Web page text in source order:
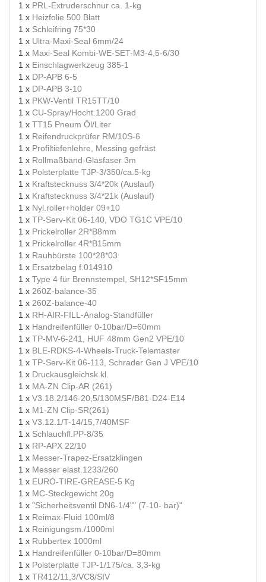
1 x PRL-Extruderschnur ca. 1-kg
1 x Heizfolie 500 Blatt
1 x Schleifring 75*30
1 x Ultra-Maxi-Seal 6mm/24
1 x Maxi-Seal Kombi-WE-SET-M3-4,5-6/30
1 x Einschlagwerkzeug 385-1
1 x DP-APB 6-5
1 x DP-APB 3-10
1 x PKW-Ventil TR15TT/10
1 x CU-Spray/Hocht.1200 Grad
1 x TT15 Pneum Öl/Liter
1 x Reifendruckprüfer RM/10S-6
1 x Profiltiefenlehre, Messing gefräst
1 x Rollmaßband-Glasfaser 3m
1 x Polsterplatte TJP-3/350/ca.5-kg
1 x Kraftstecknuss 3/4*20k (Auslauf)
1 x Kraftstecknuss 3/4*21k (Auslauf)
1 x Nyl.roller+holder 09+10
1 x TP-Serv-Kit 06-140, VDO TG1C VPE/10
1 x Prickelroller 2R*B8mm
1 x Prickelroller 4R*B15mm
1 x Rauhbürste 100*28*03
1 x Ersatzbelag f.014910
1 x Type 4 für Brennstempel, SH12*SF15mm
1 x 260Z-balance-35
1 x 260Z-balance-40
1 x RH-AIR-FILL-Analog-Standfüller
1 x Handreifenfüller 0-10bar/D=60mm
1 x TP-MV-6-241, HUF 48mm Gen2 VPE/10
1 x BLE-RDKS-4-Wheels-Truck-Telemaster
1 x TP-Serv-Kit 06-113, Schrader Gen J VPE/10
1 x Druckausgleichsk.kl.
1 x MA-ZN Clip-AR (261)
1 x V3.18.2/146-20,5/130MSF/B81-D24-E14
1 x M1-ZN Clip-SR(261)
1 x V3.12.1/T-14/15,7/40MSF
1 x Schlauchfl.PP-8/35
1 x RP-APX 22/10
1 x Messer-Trapez-Ersatzklingen
1 x Messer elast.1233/260
1 x EURO-TIRE-GREASE-5 Kg
1 x MC-Steckgewicht 20g
1 x "Sicherheitsventil DN6-1/4"" (7-10- bar)"
1 x Reimax-Fluid 100ml/8
1 x Reinigungsm./1000ml
1 x Rubbertex 1000ml
1 x Handreifenfüller 0-10bar/D=80mm
1 x Polsterplatte TJP-1/175/ca. 3,3-kg
1 x TR412/11,3/VC8/SIV